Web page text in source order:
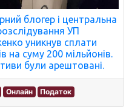
блогер і центральна
УП
уникнув сплати
на суму 200 мільйонів.
були арештовані.
Онлайн Податок